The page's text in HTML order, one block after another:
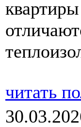
читать